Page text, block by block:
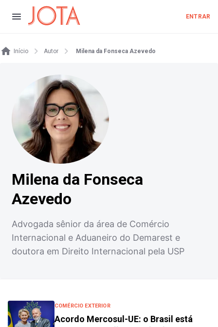
ENTRAR
Início Autor Milena da Fonseca Azevedo
Milena da Fonseca
Azevedo
Advogada sênior da área de Comércio
Internacional e Aduaneiro do Demarest e
doutora em Direito Internacional pela USP
COMÉRCIO EXTERIOR
Acordo Mercosul-UE: o Brasil está